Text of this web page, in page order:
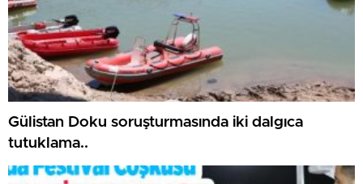
Gülistan Doku soruşturmasında iki dalgıca
tutuklama..